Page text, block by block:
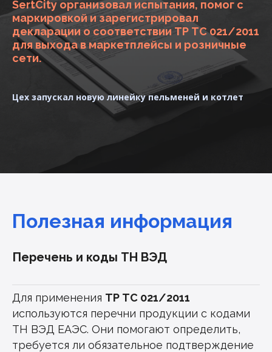
SertCity организовал испытания, помог с
маркировкой и зарегистрировал
декларации о соответствии ТР ТС 021/2011
для выхода в маркетплейсы и розничные
сети.
Цех запускал новую линейку пельменей и котлет
Полезная информация
Перечень и коды ТН ВЭД
Для применения ТР ТС 021/2011
используются перечни продукции с кодами
ТН ВЭД ЕАЭС. Они помогают определить,
требуется ли обязательное подтверждение